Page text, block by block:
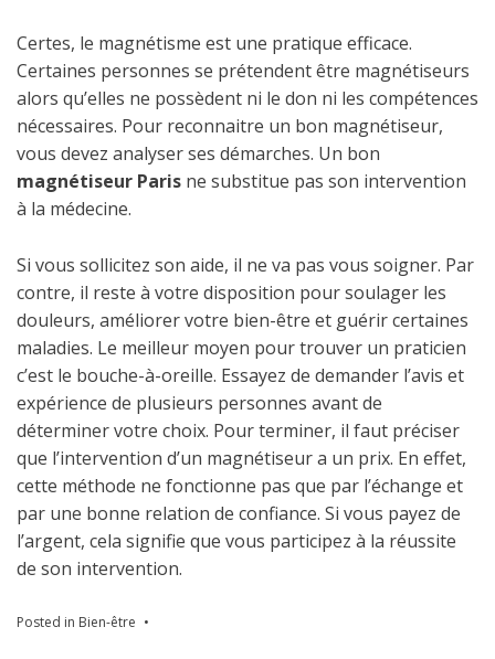
Certes, le magnétisme est une pratique efficace.
Certaines personnes se prétendent être magnétiseurs
alors qu’elles ne possèdent ni le don ni les compétences
nécessaires. Pour reconnaitre un bon magnétiseur,
vous devez analyser ses démarches. Un bon
magnétiseur Paris ne substitue pas son intervention
à la médecine.
Si vous sollicitez son aide, il ne va pas vous soigner. Par
contre, il reste à votre disposition pour soulager les
douleurs, améliorer votre bien-être et guérir certaines
maladies. Le meilleur moyen pour trouver un praticien
c’est le bouche-à-oreille. Essayez de demander l’avis et
expérience de plusieurs personnes avant de
déterminer votre choix. Pour terminer, il faut préciser
que l’intervention d’un magnétiseur a un prix. En effet,
cette méthode ne fonctionne pas que par l’échange et
par une bonne relation de confiance. Si vous payez de
l’argent, cela signifie que vous participez à la réussite
de son intervention.
Posted in Bien-être